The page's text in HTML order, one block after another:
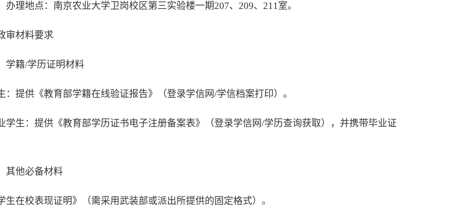
办理地点：南京农业大学卫岗校区第三实验楼一期207、209、211室。
审材料要求
学籍/学历证明材料
：提供《教育部学籍在线验证报告》（登录学信网/学信档案打印）。
学生：提供《教育部学历证书电子注册备案表》（登录学信网/学历查询获取），并携带毕业证
其他必备材料
生在校表现证明》（需采用武装部或派出所提供的固定格式）。